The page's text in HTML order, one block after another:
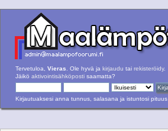
Tervetuloa, Vieras . Ole hyvä ja kirjaudu tai rekisteröidy.
Jäikö aktivointisähköposti saamatta?
Kirjautuaksesi anna tunnus, salasana ja istuntosi pituus